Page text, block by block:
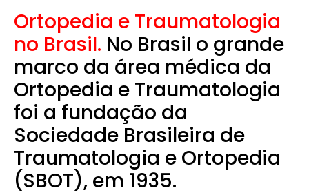
Ortopedia e Traumatologia
no Brasil. No Brasil o grande
marco da área médica da
Ortopedia e Traumatologia
foi a fundação da
Sociedade Brasileira de
Traumatologia e Ortopedia
(SBOT), em 1935.